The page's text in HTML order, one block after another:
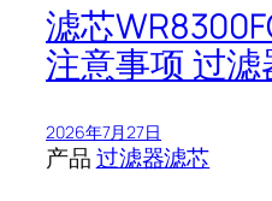
滤芯
注意事项 过
2026年7月27日
产品过滤器滤芯